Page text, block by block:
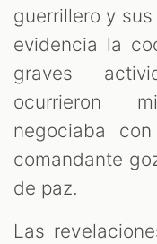
guerrillero y
evidencia la
graves
ocurrieron
negociaba
comandante
de paz.
Las